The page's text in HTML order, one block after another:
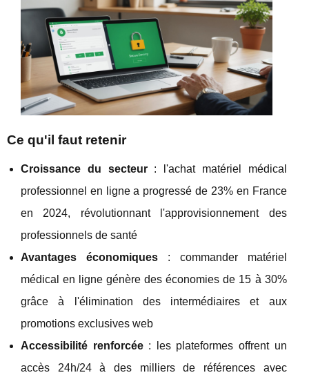
Ce qu'il faut retenir
Croissance du secteur: l'achat matériel médical
professionnel en ligne a progressé de 23% en France
en 2024, révolutionnant l'approvisionnement des
professionnels de santé
Avantages économiques: commander matériel
médical en ligne génère des économies de 15 à 30%
grâce à l'élimination des intermédiaires et aux
promotions exclusives web
Accessibilité renforcée: les plateformes offrent un
accès 24h/24 à des milliers de références avec